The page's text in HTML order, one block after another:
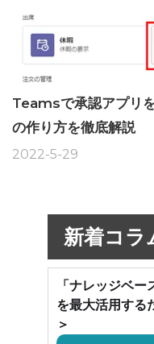
Teamsで承認アプリ
の作り方を徹底解説
2022-5-29
新着コラ
「ナレッジベ
を最大活用する
＞